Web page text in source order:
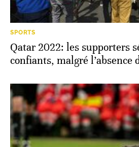
SPORTS
Qatar 2022: les supporters
confiants, malgré l’absence